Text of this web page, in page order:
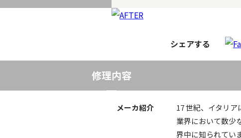
シェアする
修理内容
メーカ紹介
17 世紀、イタリ
業界において数少
界中に知られてい